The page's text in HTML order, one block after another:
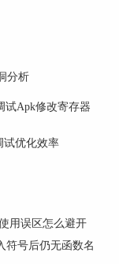
、基址与段权
令与伪交叉引
变得不直观
复用、栈变量
或变量乱跳，
页里，虚拟化
分析
试Apk修改寄存器
试优化效率
用误区怎么避开
符号后仍无函数名